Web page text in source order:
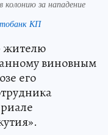
за нападение
КП
жителю
виновным
его